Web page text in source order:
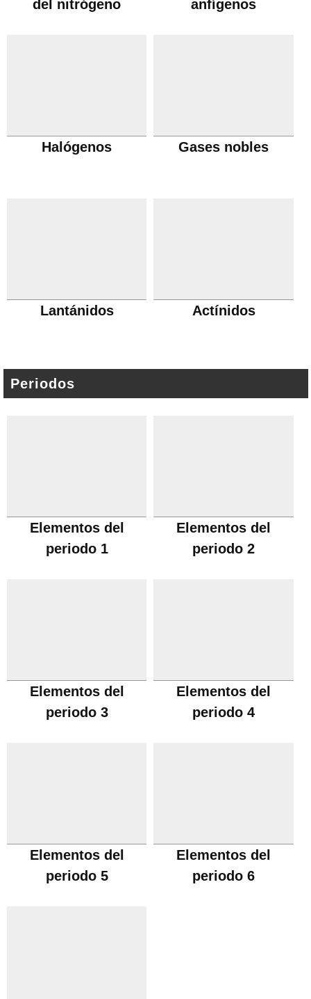
del nitrógeno
anfígenos
Halógenos Gases nobles
Lantánidos Actínidos
Periodos
Elementos del
periodo 1
Elementos del
periodo 2
Elementos del
periodo 3
Elementos del
periodo 4
Elementos del
periodo 5
Elementos del
periodo 6